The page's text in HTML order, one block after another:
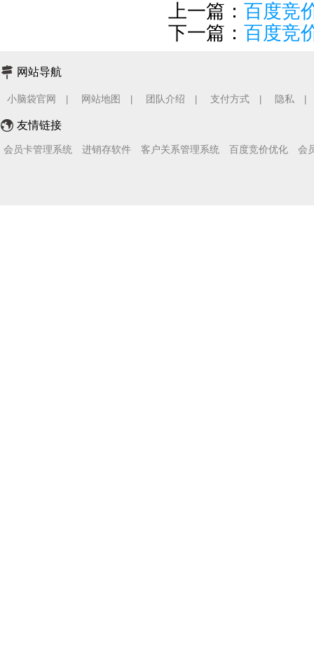
上一篇： 百度竞
下一篇： 百度竞
网站导航
小脑袋官网 网站地图 团队介绍 支付方式 隐私
友情链接
会员卡管理系统 进销存软件 客户关系管理系统 百度竞价优化 会